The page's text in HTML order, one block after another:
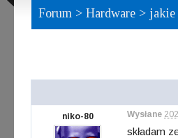
Forum > Hardware > jakie
niko-80 Wysłane
składam